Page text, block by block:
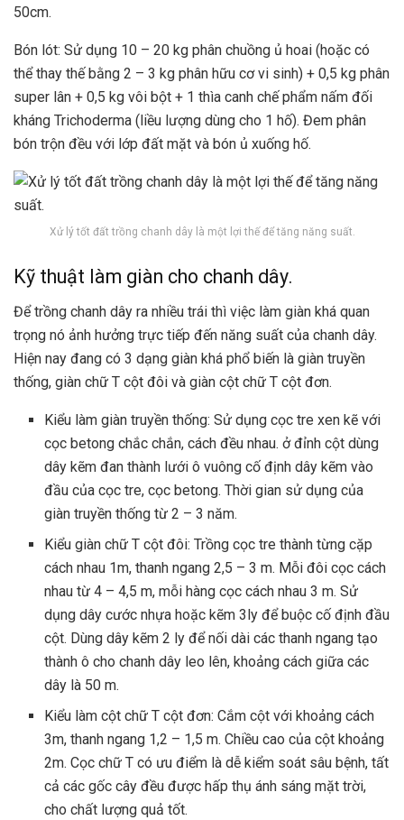
50cm.
Bón lót: Sử dụng 10 – 20 kg phân chuồng ủ hoai (hoặc có
thể thay thế bằng 2 – 3 kg phân hữu cơ vi sinh) + 0,5 kg phân
super lân + 0,5 kg vôi bột + 1 thìa canh chế phẩm nấm đối
kháng Trichoderma (liều lượng dùng cho 1 hố). Đem phân
bón trộn đều với lớp đất mặt và bón ủ xuống hố.
Xử lý tốt đất trồng chanh dây là một lợi thế để tăng năng suất.
Kỹ thuật làm giàn cho chanh dây.
Để trồng chanh dây ra nhiều trái thì việc làm giàn khá quan
trọng nó ảnh hưởng trực tiếp đến năng suất của chanh dây.
Hiện nay đang có 3 dạng giàn khá phổ biến là giàn truyền
thống, giàn chữ T cột đôi và giàn cột chữ T cột đơn.
Kiểu làm giàn truyền thống: Sử dụng cọc tre xen kẽ với
cọc betong chắc chắn, cách đều nhau. ở đỉnh cột dùng
dây kẽm đan thành lưới ô vuông cố định dây kẽm vào
đầu của cọc tre, cọc betong. Thời gian sử dụng của
giàn truyền thống từ 2 – 3 năm.
Kiểu giàn chữ T cột đôi: Trồng cọc tre thành từng cặp
cách nhau 1m, thanh ngang 2,5 – 3 m. Mỗi đôi cọc cách
nhau từ 4 – 4,5 m, mỗi hàng cọc cách nhau 3 m. Sử
dụng dây cước nhựa hoặc kẽm 3ly để buộc cố định đầu
cột. Dùng dây kẽm 2 ly để nối dài các thanh ngang tạo
thành ô cho chanh dây leo lên, khoảng cách giữa các
dây là 50 m.
Kiểu làm cột chữ T cột đơn: Cắm cột với khoảng cách
3m, thanh ngang 1,2 – 1,5 m. Chiều cao của cột khoảng
2m. Cọc chữ T có ưu điểm là dễ kiểm soát sâu bệnh, tất
cả các gốc cây đều được hấp thụ ánh sáng mặt trời,
cho chất lượng quả tốt.